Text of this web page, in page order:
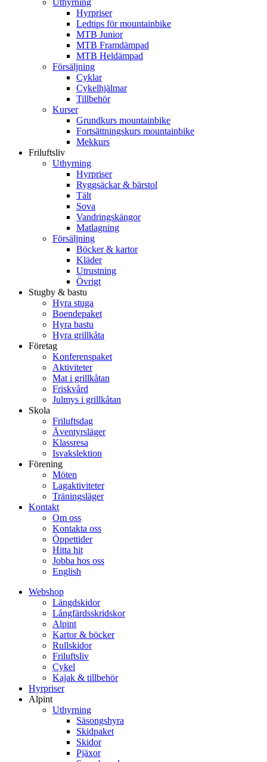
Uthyrning
Hyrpriser
Ledtips för mountainbike
MTB Junior
MTB Framdämpad
MTB Heldämpad
Försäljning
Cyklar
Cykelhjälmar
Tillbehör
Kurser
Grundkurs mountainbike
Fortsättningskurs mountainbike
Mekkurs
Friluftsliv
Uthyrning
Hyrpriser
Ryggsäckar & bärstol
Tält
Sova
Vandringskängor
Matlagning
Försäljning
Böcker & kartor
Kläder
Utrustning
Övrigt
Stugby & bastu
Hyra stuga
Boendepaket
Hyra bastu
Hyra grillkåta
Företag
Konferenspaket
Aktiviteter
Mat i grillkåtan
Friskvård
Julmys i grillkåtan
Skola
Friluftsdag
Äventyrsläger
Klassresa
Isvakslektion
Förening
Möten
Lagaktiviteter
Träningsläger
Kontakt
Om oss
Kontakta oss
Öppettider
Hitta hit
Jobba hos oss
English
Webshop
Längdskidor
Långfärdsskridskor
Alpint
Kartor & böcker
Rullskidor
Friluftsliv
Cykel
Kajak & tillbehör
Hyrpriser
Alpint
Uthyrning
Säsongshyra
Skidpaket
Skidor
Pjäxor